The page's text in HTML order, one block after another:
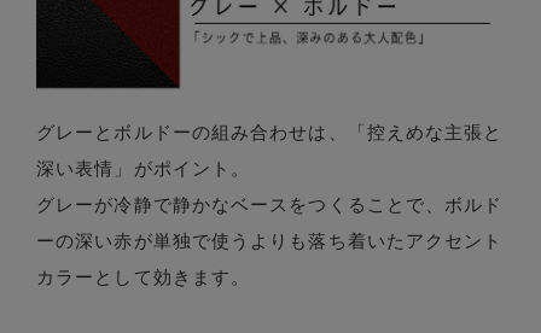
グレーとボルドーの組み合わせは、「控えめな主張と
深い表情」がポイント。
グレーが冷静で静かなベースをつくることで、ボルド
ーの深い赤が単独で使うよりも落ち着いたアクセント
カラーとして効きます。